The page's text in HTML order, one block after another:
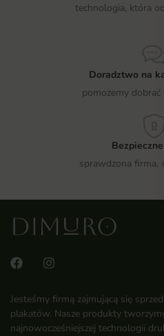
technologia, która
Doradztwo na
pomożemy dobrać
sprawdzona firma,
Jesteśmy firmą zajmującą się
plakatów. Nasze produkty
najnowocześniejszej technologii